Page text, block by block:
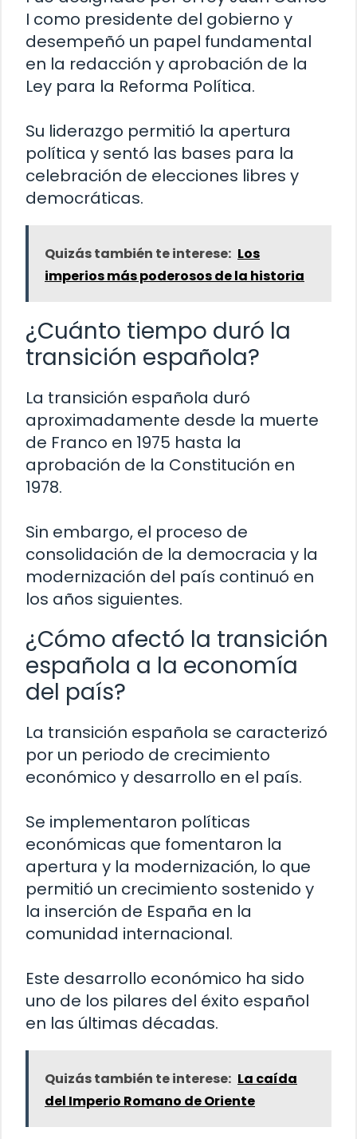
I como presidente del gobierno y
desempeñó un papel fundamental
en la redacción y aprobación de la
Ley para la Reforma Política.
Su liderazgo permitió la apertura
política y sentó las bases para la
celebración de elecciones libres y
democráticas.
Quizás también te interese: Los
imperios más poderosos de la historia
¿Cuánto tiempo duró la
transición española?
La transición española duró
aproximadamente desde la muerte
de Franco en 1975 hasta la
aprobación de la Constitución en
1978.
Sin embargo, el proceso de
consolidación de la democracia y la
modernización del país continuó en
los años siguientes.
¿Cómo afectó la transición
española a la economía
del país?
La transición española se caracterizó
por un periodo de crecimiento
económico y desarrollo en el país.
Se implementaron políticas
económicas que fomentaron la
apertura y la modernización, lo que
permitió un crecimiento sostenido y
la inserción de España en la
comunidad internacional.
Este desarrollo económico ha sido
uno de los pilares del éxito español
en las últimas décadas.
Quizás también te interese: La caída
del Imperio Romano de Oriente